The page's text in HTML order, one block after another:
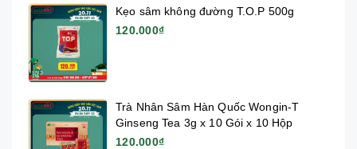
Kẹo sâm không đường T.O.P 500g
120.000₫
Trà Nhân Sâm Hàn Quốc Wongin-T
Ginseng Tea 3g x 10 Gói x 10 Hộp
120.000₫